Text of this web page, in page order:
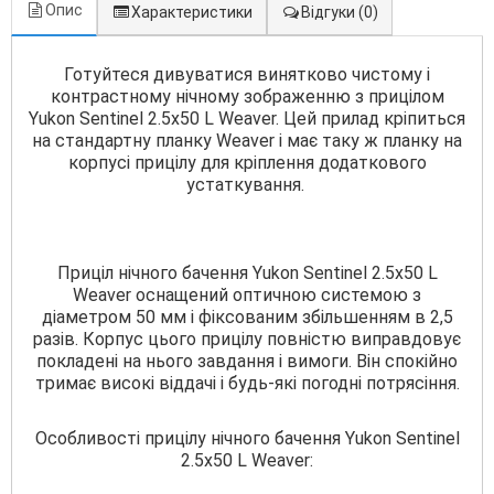
Опис Характеристики Відгуки (0)
Готуйтеся дивуватися винятково чистому і
контрастному нічному зображенню з прицілом
Yukon Sentinel 2.5x50 L Weaver. Цей прилад кріпиться
на стандартну планку Weaver і має таку ж планку на
корпусі прицілу для кріплення додаткового
устаткування.
Приціл нічного бачення Yukon Sentinel 2.5x50 L
Weaver оснащений оптичною системою з
діаметром 50 мм і фіксованим збільшенням в 2,5
разів. Корпус цього прицілу повністю виправдовує
покладені на нього завдання і вимоги. Він спокійно
тримає високі віддачі і будь-які погодні потрясіння.
Особливості прицілу нічного бачення Yukon Sentinel
2.5x50 L Weaver: